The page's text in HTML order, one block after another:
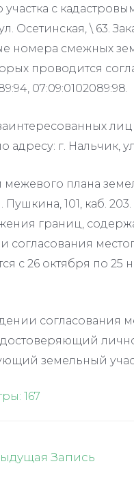
участка с
Осетинская, \ 63.
номера смежных
проводится
07:09:0102089:98.
адресу: г. Нальчик,
плана
Пушкина, 101, каб.
границ,
согласования
с 26 октября по 25
согласования
земельный
167
Запись